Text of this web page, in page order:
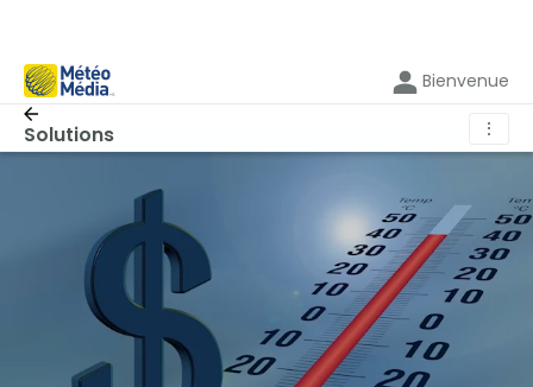
Bienvenue
Solutions ⋮